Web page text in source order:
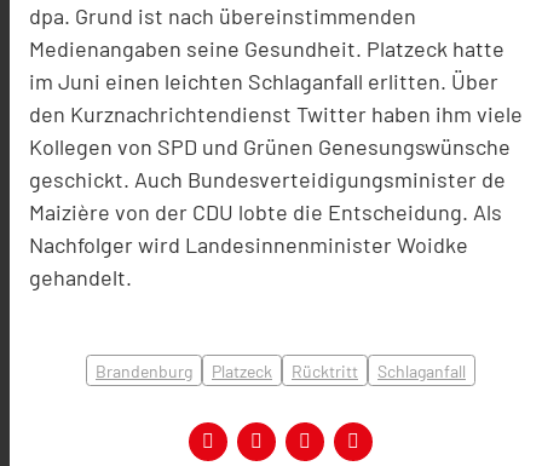
dpa. Grund ist nach übereinstimmenden
Medienangaben seine Gesundheit. Platzeck hatte
im Juni einen leichten Schlaganfall erlitten. Über
den Kurznachrichtendienst Twitter haben ihm viele
Kollegen von SPD und Grünen Genesungswünsche
geschickt. Auch Bundesverteidigungsminister de
Maizière von der CDU lobte die Entscheidung. Als
Nachfolger wird Landesinnenminister Woidke
gehandelt.
Brandenburg Platzeck Rücktritt Schlaganfall